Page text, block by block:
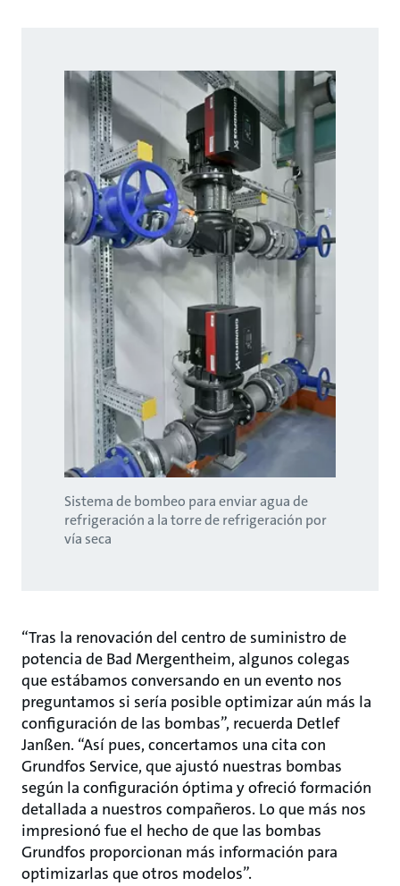
Sistema de bombeo para enviar agua de
refrigeración a la torre de refrigeración por
vía seca
“Tras la renovación del centro de suministro de
potencia de Bad Mergentheim, algunos colegas
que estábamos conversando en un evento nos
preguntamos si sería posible optimizar aún más la
configuración de las bombas”, recuerda Detlef
Janßen. “Así pues, concertamos una cita con
Grundfos Service, que ajustó nuestras bombas
según la configuración óptima y ofreció formación
detallada a nuestros compañeros. Lo que más nos
impresionó fue el hecho de que las bombas
Grundfos proporcionan más información para
optimizarlas que otros modelos”.